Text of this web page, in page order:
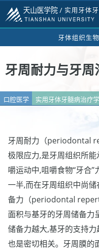
天山医学院 / 实用牙体
牙体组织生
牙周耐力与牙周
口腔医学 实用牙体牙髓病治疗学
牙周耐力（periodontal
极限应力,是牙周组织所能
嚼运动中,咀嚼食物“牙合
一半,而在牙周组织中尚
备力（periodontal
面积与基牙的牙周储备力
储备力越大,基牙的支持
也是密切相关。牙周膜的